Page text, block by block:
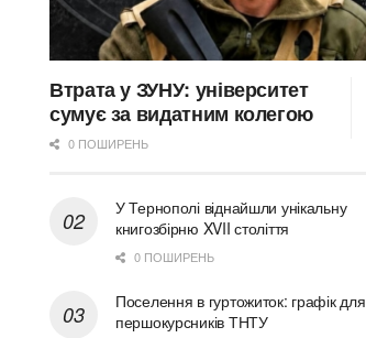
Втрата у ЗУНУ: університет
сумує за видатним колегою
0 ПОШИРЕНЬ
У Тернополі віднайшли унікальну
книгозбірню XVII століття
0 ПОШИРЕНЬ
Поселення в гуртожиток: графік для
першокурсників ТНТУ